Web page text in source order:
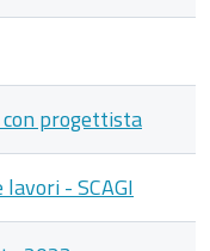
progettista
- SCAGI